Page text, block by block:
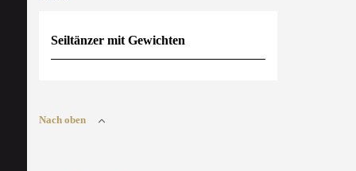
Seiltänzer mit Gewichten
Nach oben